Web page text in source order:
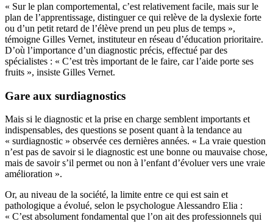
« Sur le plan comportemental, c’est relativement facile, mais sur le
plan de l’apprentissage, distinguer ce qui relève de la dyslexie forte
ou d’un petit retard de l’élève prend un peu plus de temps »,
témoigne Gilles Vernet, instituteur en réseau d’éducation prioritaire.
D’où l’importance d’un diagnostic précis, effectué par des
spécialistes : « C’est très important de le faire, car l’aide porte ses
fruits », insiste Gilles Vernet.
Gare aux surdiagnostics
Mais si le diagnostic et la prise en charge semblent importants et
indispensables, des questions se posent quant à la tendance au
« surdiagnostic » observée ces dernières années. « La vraie question
n’est pas de savoir si le diagnostic est une bonne ou mauvaise chose,
mais de savoir s’il permet ou non à l’enfant d’évoluer vers une vraie
amélioration ».
Or, au niveau de la société, la limite entre ce qui est sain et
pathologique a évolué, selon le psychologue Alessandro Elia :
« C’est absolument fondamental que l’on ait des professionnels qui